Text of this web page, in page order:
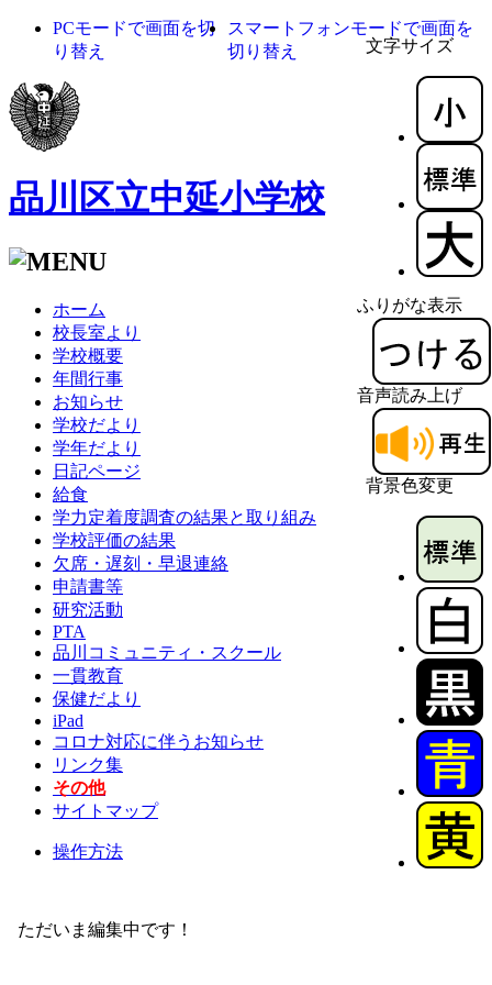
文字サイズ
ふりがな表示
音声読み上げ
背景色変更
PCモードで画面を切
り替え
スマートフォンモードで画面を
切り替え
品川区立中延小学校
ホーム
校長室より
学校概要
年間行事
お知らせ
学校だより
学年だより
日記ページ
給食
学力定着度調査の結果と取り組み
学校評価の結果
欠席・遅刻・早退連絡
申請書等
研究活動
PTA
品川コミュニティ・スクール
一貫教育
保健だより
iPad
コロナ対応に伴うお知らせ
リンク集
その他
サイトマップ
操作方法
ただいま編集中です！